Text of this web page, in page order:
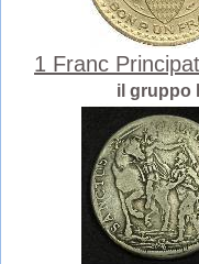
1 Franc
il gruppo